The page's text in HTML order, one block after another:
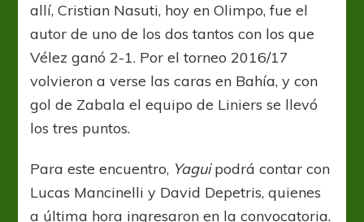
allí, Cristian Nasuti, hoy en Olimpo, fue el
autor de uno de los dos tantos con los que
Vélez ganó 2-1. Por el torneo 2016/17
volvieron a verse las caras en Bahía, y con
gol de Zabala el equipo de Liniers se llevó
los tres puntos.
Para este encuentro, Yaguipodrá contar con
Lucas Mancinelli y David Depetris, quienes
a última hora ingresaron en la convocatoria.